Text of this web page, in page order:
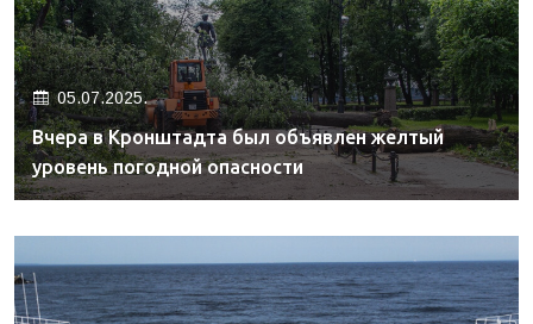
05.07.2025.
Вчера в Кронштадта был объявлен желтый
уровень погодной опасности